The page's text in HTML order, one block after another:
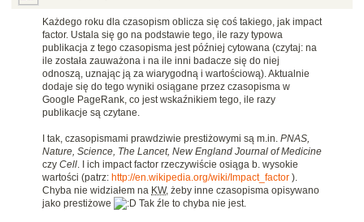
Każdego roku dla czasopism oblicza się coś takiego, jak impact
factor. Ustala się go na podstawie tego, ile razy typowa
publikacja z tego czasopisma jest później cytowana (czytaj: na
ile została zauważona i na ile inni badacze się do niej
odnoszą, uznając ją za wiarygodną i wartościową). Aktualnie
dodaje się do tego wyniki osiągane przez czasopisma w
Google PageRank, co jest wskaźnikiem tego, ile razy
publikacje są czytane.
I tak, czasopismami prawdziwie prestiżowymi są m.in. PNAS,
Nature, Science, The Lancet, New England Journal of Medicine
czy Cell . I ich impact factor rzeczywiście osiąga b. wysokie
wartości (patrz: http://en.wikipedia.org/wiki/Impact_factor ).
Chyba nie widziałem na KW, żeby inne czasopisma opisywano
jako prestiżowe
Tak źle to chyba nie jest.